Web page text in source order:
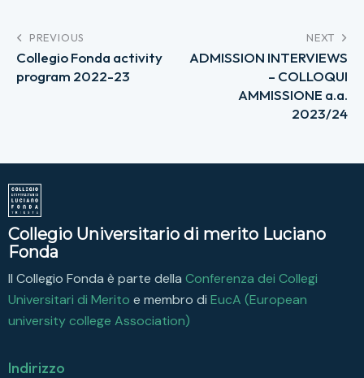
PREVIOUS
Collegio Fonda activity
program 2022-23
NEXT
ADMISSION INTERVIEWS
– COLLOQUI
AMMISSIONE a.a.
2023/24
Collegio Universitario di merito Luciano
Fonda
Il Collegio Fonda è parte della Conferenza dei Collegi
Universitari di Merito e membro di EucA (European
university college Association)
Indirizzo